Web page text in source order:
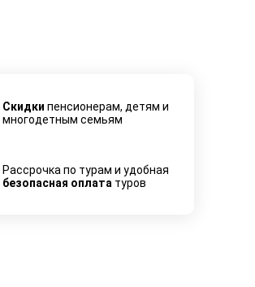
Cкидки пенсионерам, детям и
многодетным семьям
Рассрочка по турам и удобная
безопасная оплата туров